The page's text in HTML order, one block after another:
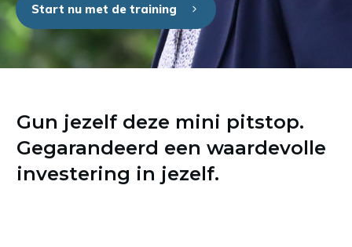
Start nu met de training
Gun jezelf deze mini pitstop.
Gegarandeerd een waardevolle
investering in jezelf.